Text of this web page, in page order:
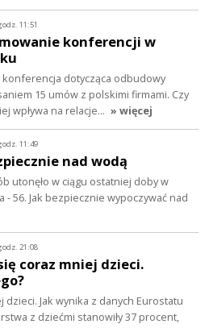
11:51
konferencji w
konferencja dotycząca odbudowy
15 umów z polskimi firmami. Czy
wpływa na relacje… » więcej
11:49
nad wodą
utonęło w ciągu ostatniej doby w
- 56. Jak bezpiecznie wypoczywać nad
21:08
coraz mniej dzieci.
Jak wynika z danych Eurostatu
z dziećmi stanowiły 37 procent,